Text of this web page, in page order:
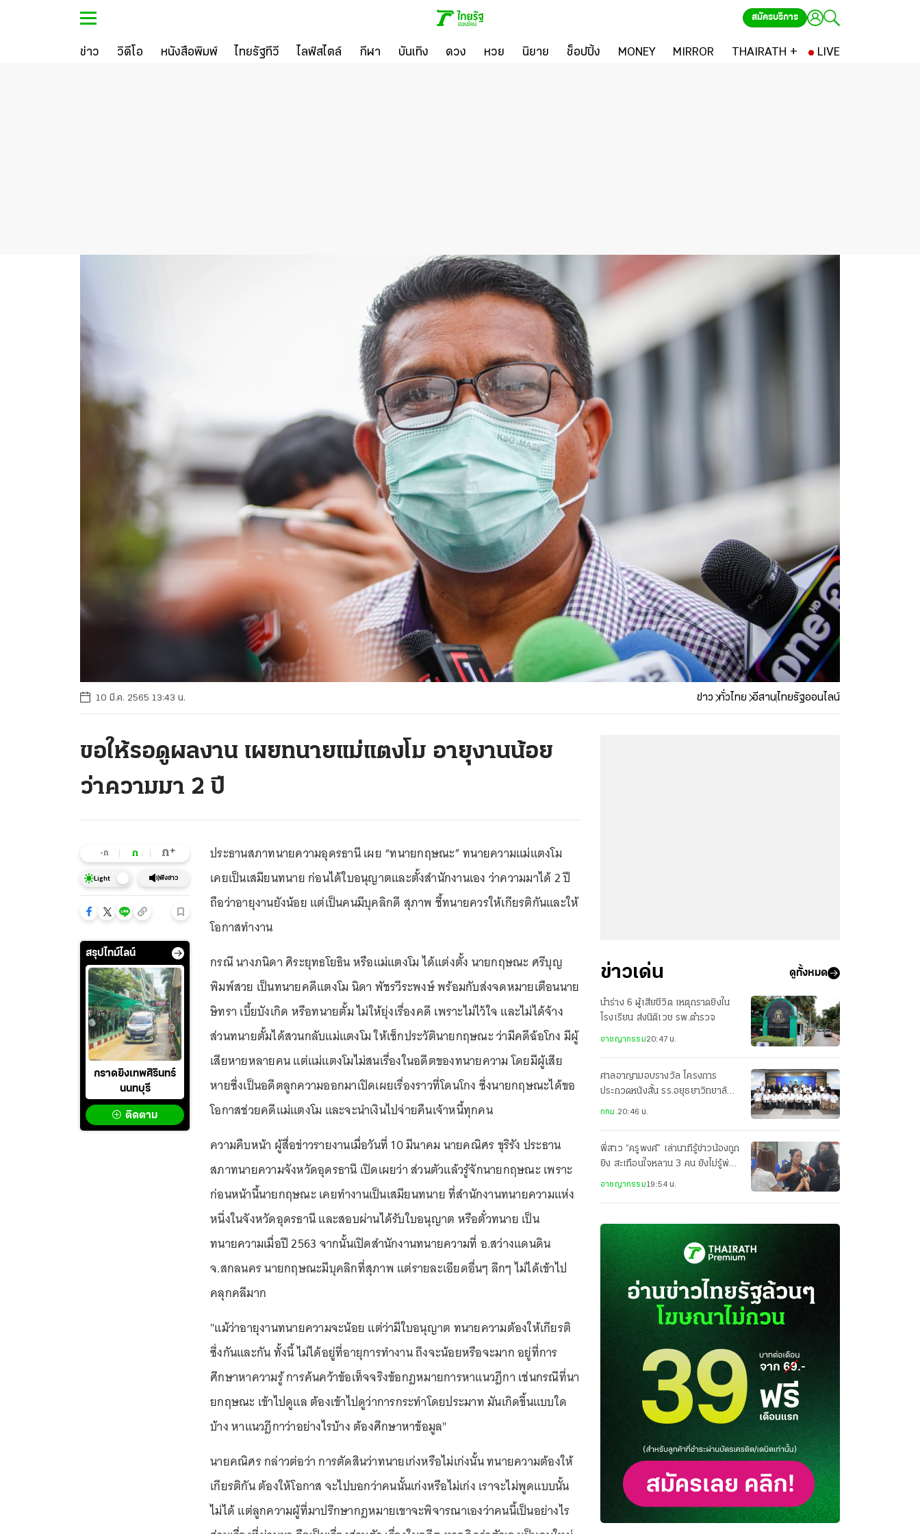
สมัครบริการ
ข่าว วิดีโอ หนังสือพิมพ์ ไทยรัฐทีวี ไลฟ์สไตล์ กีฬา บันเทิง ดวง หวย นิยาย ช็อปปิ้ง MONEY MIRROR THAIRATH + LIVE
10 มี.ค. 2565 13:43 น. ข่าว ทั่วไทย อีสานไทยรัฐออนไลน์
ขอให้รอดูผลงาน เผยทนายแม่แตงโม อายุงานน้อย
ว่าความมา 2 ปี
-ก ก ก+
Light ฟังข่าว
สรุปไทม์ไลน์
กราดยิงเทพศิรินทร์
นนทบุรี
ติดตาม
ประธานสภาทนายความอุดรธานี เผย “ทนายกฤษณะ” ทนายความแม่แตงโม
เคยเป็นเสมียนทนาย ก่อนได้ใบอนุญาตและตั้งสำนักงานเอง ว่าความมาได้ 2 ปี
ถือว่าอายุงานยังน้อย แต่เป็นคนมีบุคลิกดี สุภาพ ชี้ทนายควรให้เกียรติกันและให้
โอกาสทำงาน
กรณี นางภนิดา ศิระยุทธโยธิน หรือแม่แตงโม ได้แต่งตั้ง นายกฤษณะ ศรีบุญ
พิมพ์สวย เป็นทนายคดีแตงโม นิดา พัชรวีระพงษ์ พร้อมกับส่งจดหมายเตือนนาย
ษิทรา เบี้ยบังเกิด หรือทนายตั้ม ไม่ให้ยุ่งเรื่องคดี เพราะไม่ไว้ใจ และไม่ได้จ้าง
ส่วนทนายตั้มได้สวนกลับแม่แตงโม ให้เช็กประวัตินายกฤษณะ ว่ามีคดีฉ้อโกง มีผู้
เสียหายหลายคน แต่แม่แตงโมไม่สนเรื่องในอดีตของทนายความ โดยมีผู้เสีย
หายซึ่งเป็นอดีตลูกความออกมาเปิดเผยเรื่องราวที่โดนโกง ซึ่งนายกฤษณะได้ขอ
โอกาสช่วยคดีแม่แตงโม และจะนำเงินไปจ่ายคืนเจ้าหนี้ทุกคน
ความคืบหน้า ผู้สื่อข่าวรายงานเมื่อวันที่ 10 มีนาคม นายคณิศร ขุริรัง ประธาน
สภาทนายความจังหวัดอุดรธานี เปิดเผยว่า ส่วนตัวแล้วรู้จักนายกฤษณะ เพราะ
ก่อนหน้านี้นายกฤษณะ เคยทำงานเป็นเสมียนทนาย ที่สำนักงานทนายความแห่ง
หนึ่งในจังหวัดอุดรธานี และสอบผ่านได้รับใบอนุญาต หรือตั๋วทนาย เป็น
ทนายความเมื่อปี 2563 จากนั้นเปิดสำนักงานทนายความที่ อ.สว่างแดนดิน
จ.สกลนคร นายกฤษณะมีบุคลิกที่สุภาพ แต่รายละเอียดอื่นๆ ลึกๆ ไม่ได้เข้าไป
คลุกคลีมาก
"แม้ว่าอายุงานทนายความจะน้อย แต่ว่ามีใบอนุญาต ทนายความต้องให้เกียรติ
ซึ่งกันและกัน ทั้งนี้ ไม่ได้อยู่ที่อายุการทำงาน ถึงจะน้อยหรือจะมาก อยู่ที่การ
ศึกษาหาความรู้ การค้นคว้าข้อเท็จจริงข้อกฎหมายการหาแนวฎีกา เช่นกรณีที่นา
ยกฤษณะ เข้าไปดูแล ต้องเข้าไปดูว่าการกระทำโดยประมาท มันเกิดขึ้นแบบใด
บ้าง หาแนวฎีกาว่าอย่างไรบ้าง ต้องศึกษาหาข้อมูล"
นายคณิศร กล่าวต่อว่า การตัดสินว่าทนายเก่งหรือไม่เก่งนั้น ทนายความต้องให้
เกียรติกัน ต้องให้โอกาส จะไปบอกว่าคนนั้นเก่งหรือไม่เก่ง เราจะไม่พูดแบบนั้น
ไม่ได้ แต่ลูกความผู้ที่มาปรึกษากฎหมายเขาจะพิจารณาเองว่าคนนี้เป็นอย่างไร
ข่าวเด่น ดูทั้งหมด
นำร่าง 6 ผู้เสียชีวิต เหตุกราดยิงใน
โรงเรียน ส่งนิติเวช รพ.ตำรวจ
อาชญากรรม20:47 น.
ศาลอาญามอบรางวัล โครงการ
ประกวดหนังสั้น รร.อยุธยาวิทยาลัย
กทม.20:46 น.
พี่สาว “ครูพงศ์” เล่านาทีรู้ข่าวน้องถูก
ยิง สะเทือนใจหลาน 3 คน ยังไม่รู้พ่อ
อาชญากรรม19:54 น.